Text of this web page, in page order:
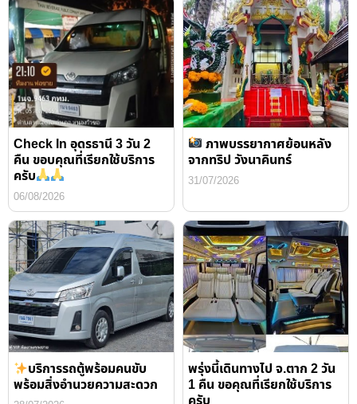
Check In อุดรธานี 3 วัน 2
คืน ขอบคุณที่เรียกใช้บริการ
ครับ
06/08/2026
ภาพบรรยากาศย้อนหลัง
จากทริป วังนาคินทร์
31/07/2026
บริการรถตู้พร้อมคนขับ
พร้อมสิ่งอำนวยความสะดวก
พรุ่งนี้เดินทางไป จ.ตาก 2 วัน
1 คืน ขอคุณที่เรียกใช้บริการ